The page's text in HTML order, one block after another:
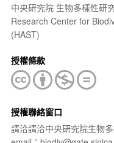
中央研究院 生物多樣性研
Research Center for
(HAST)
授權條款
授權聯絡窗口
請洽請洽中央研究院生物